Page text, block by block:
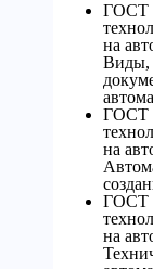
ГОСТ
на
Виды,
ГОСТ
на
ГОСТ
на